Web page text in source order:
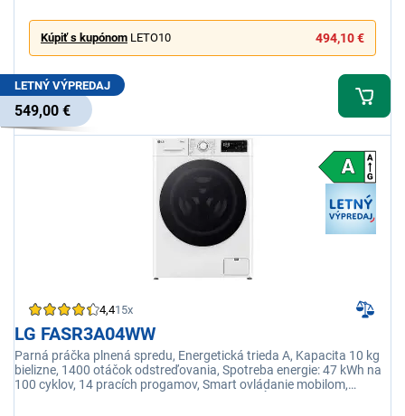
Kúpiť s kupónom LETO10 494,10 €
LETNÝ VÝPREDAJ
549,00 €
4,415x
LG FASR3A04WW
Parná práčka plnená spredu, Energetická trieda A, Kapacita 10 kg
bielizne, 1400 otáčok odstreďovania, Spotreba energie: 47 kWh na
100 cyklov, 14 pracích progamov, Smart ovládanie mobilom,